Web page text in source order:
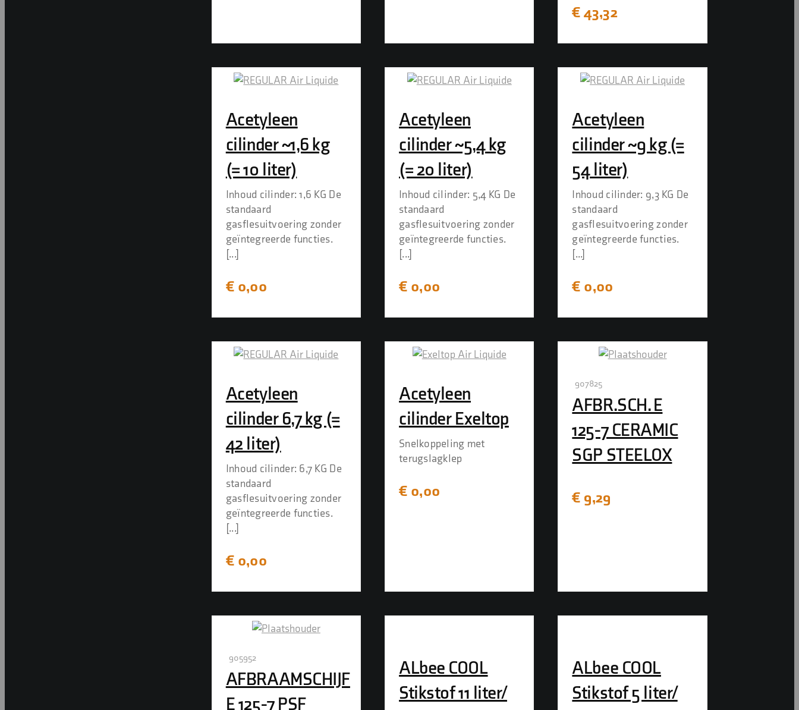
€43,32
Acetyleen
cilinder ~1,6 kg
(= 10 liter)
Inhoud cilinder: 1,6 KG De
standaard
gasflesuitvoering zonder
geïntegreerde functies.
[...]
€ 0,00
Acetyleen
cilinder ~5,4 kg
(= 20 liter)
Inhoud cilinder: 5,4 KG De
standaard
gasflesuitvoering zonder
geïntegreerde functies.
[...]
€ 0,00
Acetyleen
cilinder ~9 kg (=
54 liter)
Inhoud cilinder: 9,3 KG De
standaard
gasflesuitvoering zonder
geïntegreerde functies.
[...]
€ 0,00
Acetyleen
cilinder 6,7 kg (=
42 liter)
Inhoud cilinder: 6,7 KG De
standaard
gasflesuitvoering zonder
geïntegreerde functies.
[...]
€ 0,00
Acetyleen
cilinder Exeltop
Snelkoppeling met
terugslagklep
€ 0,00
907825
AFBR.SCH. E
125-7 CERAMIC
SGP STEELOX
€ 9,29
905952
AFBRAAMSCHIJF
E 125-7 PSF
ALbee COOL
Stikstof 11 liter/
ALbee COOL
Stikstof 5 liter/